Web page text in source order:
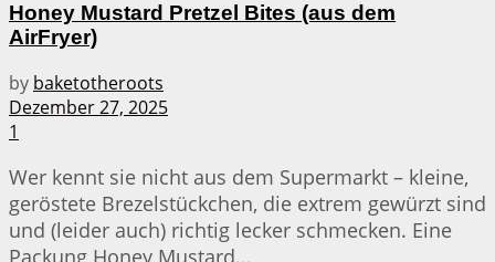
Honey Mustard Pretzel Bites (aus dem
AirFryer)
by baketotheroots
Dezember 27, 2025
1
Wer kennt sie nicht aus dem Supermarkt – kleine,
geröstete Brezelstückchen, die extrem gewürzt sind
und (leider auch) richtig lecker schmecken. Eine
Packung Honey Mustard...